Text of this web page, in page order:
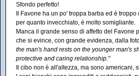
Sfondo perfetto!
Il Favone ha un po' troppa barba ed è troppo
per quanto invecchiato, è molto somigliante.
Manca il grande senso di affetto del Favone
che si evince, con grande evidenza, dalla
the man's hand rests on the younger man's
protective and caring relationship."
Il cibo non è all'altezza, ma sono americani,